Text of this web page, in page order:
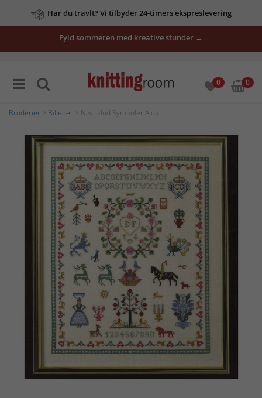
Har du travlt? Vi tilbyder 24-timers ekspreslevering
Fyld sommeren med kreative stunder →
0 0
Broderier Billeder > Navnklud Symboler Aida